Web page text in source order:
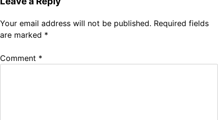
Your email address will not be published. Required fields
are marked *
Comment *